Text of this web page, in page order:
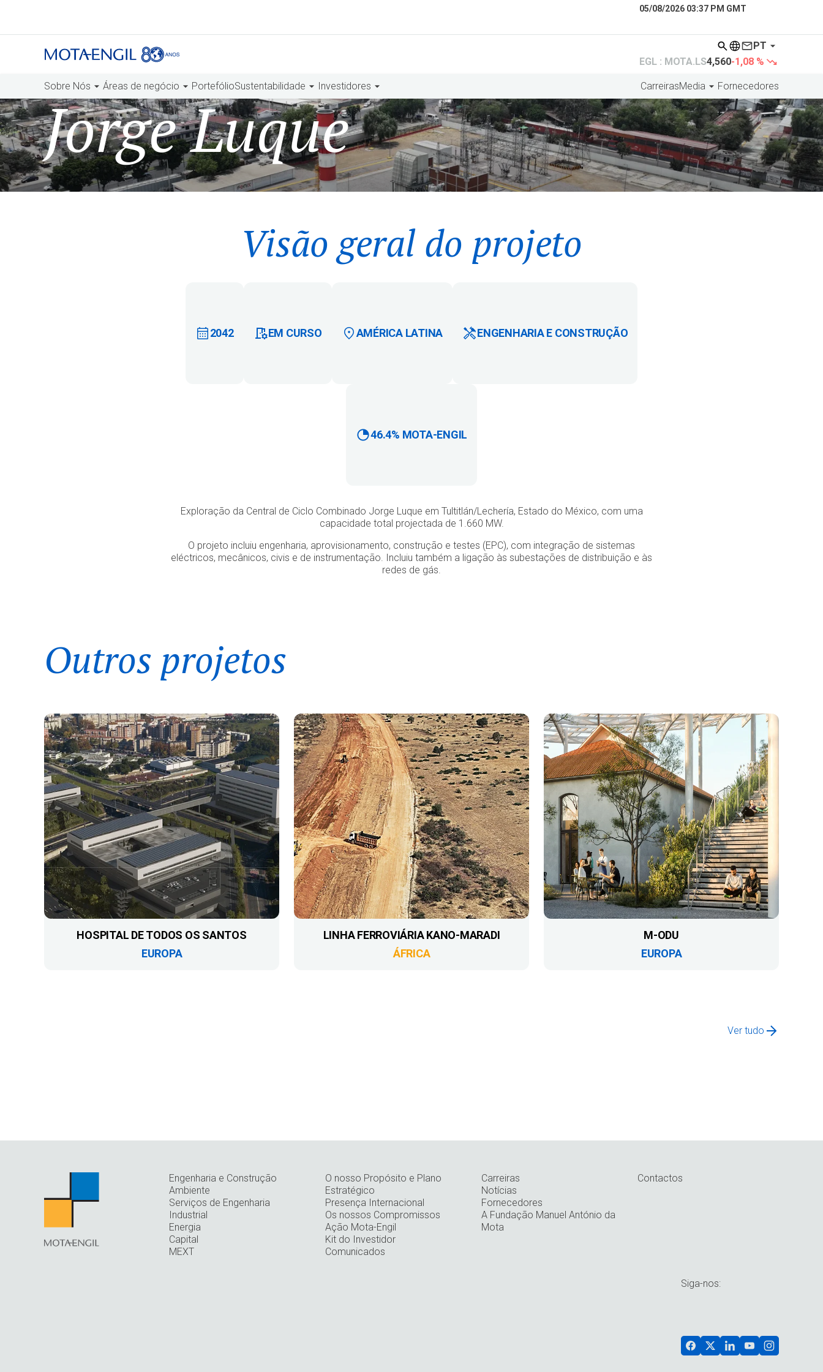
PT
05/08/2026 03:37 PM GMT
EGL : MOTA.LS4,560-1,08 %
Sobre Nós Áreas de negócio PortefólioSustentabilidade Investidores CarreirasMedia Fornecedores
Jorge Luque
Visão geral do projeto
2042 EM CURSO AMÉRICA LATINA ENGENHARIA E CONSTRUÇÃO
46.4% MOTA-ENGIL
Exploração da Central de Ciclo Combinado Jorge Luque em Tultitlán/Lechería, Estado do México, com uma
capacidade total projectada de 1.660 MW.
O projeto incluiu engenharia, aprovisionamento, construção e testes (EPC), com integração de sistemas
eléctricos, mecânicos, civis e de instrumentação. Incluiu também a ligação às subestações de distribuição e às
redes de gás.
Outros projetos
HOSPITAL DE TODOS OS SANTOS
EUROPA
LINHA FERROVIÁRIA KANO-MARADI
ÁFRICA
M-ODU
EUROPA
Ver tudo
Engenharia e Construção
Ambiente
Serviços de Engenharia
Industrial
Energia
Capital
MEXT
O nosso Propósito e Plano
Estratégico
Presença Internacional
Os nossos Compromissos
Ação Mota-Engil
Kit do Investidor
Comunicados
Carreiras
Notícias
Fornecedores
A Fundação Manuel António da
Mota
Contactos
Siga-nos: